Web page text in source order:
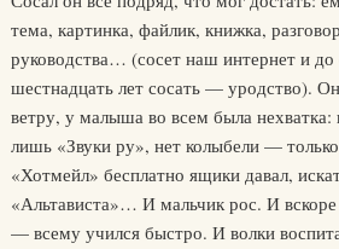
тема, картинка, файлик, книжка,
руководства… (сосет наш интернет и до
шестнадцать лет сосать — уродство).
ветру, у малыша во всем была
лишь «Звуки ру», нет колыбели —
«Хотмейл» бесплатно ящики давал,
«Альтависта»… И мальчик рос. И
— всему учился быстро. И волки